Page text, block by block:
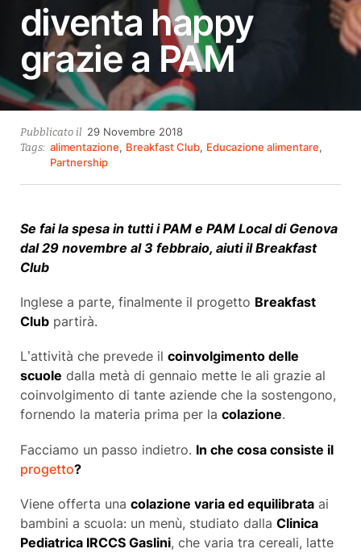
diventa happy
grazie a PAM
Pubblicato il 29 Novembre 201827
Ottobre
Tags: alimentazione, Breakfast Club, Educazione alimentare,
Partnership
Se fai la spesa in tutti i PAM e PAM Local di Genova
dal 29 novembre al 3 febbraio, aiuti il Breakfast
Club
Inglese a parte, finalmente il progetto Breakfast
Clubpartirà.
L’attività che prevede il coinvolgimento delle
scuole dalla metà di gennaio mette le ali grazie al
coinvolgimento di tante aziende che la sostengono,
fornendo la materia prima per la colazione.
Facciamo un passo indietro. In che cosa consiste il
progetto?
Viene offerta una colazione varia ed equilibrataai
bambini a scuola: un menù, studiato dalla Clinica
Pediatrica IRCCS Gaslini, che varia tra cereali, latte